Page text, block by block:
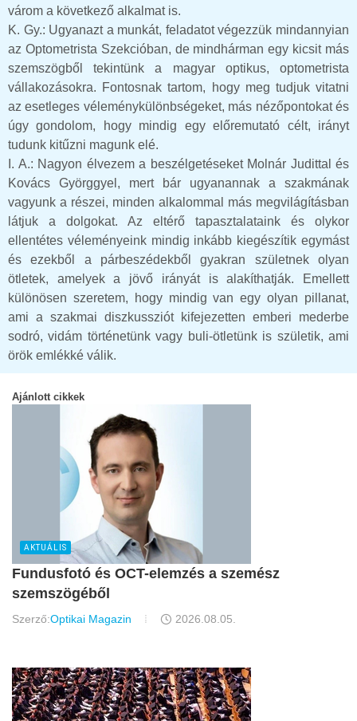
várom a következő alkalmat is.
K. Gy.: Ugyanazt a munkát, feladatot végezzük mindannyian
az Optometrista Szekcióban, de mindhárman egy kicsit más
szemszögből tekintünk a magyar optikus, optometrista
vállakozásokra. Fontosnak tartom, hogy meg tudjuk vitatni
az esetleges véleménykülönbségeket, más nézőpontokat és
úgy gondolom, hogy mindig egy előremutató célt, irányt
tudunk kitűzni magunk elé.
I. A.: Nagyon élvezem a beszélgetéseket Molnár Judittal és
Kovács Györggyel, mert bár ugyanannak a szakmának
vagyunk a részei, minden alkalommal más megvilágításban
látjuk a dolgokat. Az eltérő tapasztalataink és olykor
ellentétes véleményeink mindig inkább kiegészítik egymást
és ezekből a párbeszédekből gyakran születnek olyan
ötletek, amelyek a jövő irányát is alakíthatják. Emellett
különösen szeretem, hogy mindig van egy olyan pillanat,
ami a szakmai diszkussziót kifejezetten emberi mederbe
sodró, vidám történetünk vagy buli-ötletünk is születik, ami
örök emlékké válik.
Ajánlott cikkek
AKTUÁLIS
Fundusfotó és OCT-elemzés a szemész
szemszögéből
Szerző:Optikai Magazin 2026.08.05.